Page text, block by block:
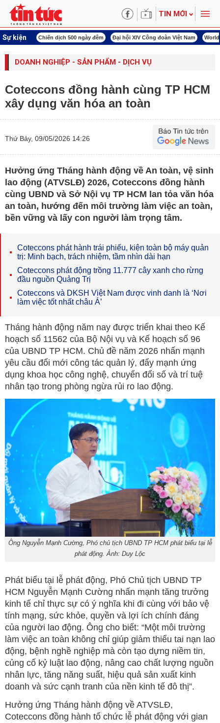
TIN MỚI
Sự kiện
ngày đêm Đại hội XIV Công đoàn Việt Nam World Cup 2026 Kỳ họp thứ
DOANH NGHIỆP - SẢN PHẨM - DỊCH VỤ
Coteccons đồng hành cùng TP HCM
xây dụng văn hóa an toàn
Thứ Bảy, 09/05/2026 14:26
Hưởng ứng Tháng hành động về An toàn, vệ sinh
lao động (ATVSLĐ) 2026, Coteccons đồng hành
cùng UBND và Sở Nội vụ TP HCM lan tỏa văn hóa
an toàn, hướng đến môi trường làm việc an toàn,
bền vững và lấy con người làm trọng tâm.
Coteccons phát hành trái phiếu, kiện toàn bộ máy quản
trị: Minh bạch, trách nhiệm, tầm nhìn dài hạn
Coteccons phát động trồng 11.777 cây xanh cho rừng
đầu nguồn Quảng Trị
Coteccons và DKSH Việt Nam được vinh danh là ‘Nơi
làm việc tốt nhất châu Á’
Tháng hành động năm nay được triển khai theo Kế
hoạch số 11562 của Bộ Nội vụ và Kế hoạch số 96
của UBND TP HCM. Chủ đề năm 2026 nhấn mạnh
yêu cầu đổi mới công tác quản lý, đẩy mạnh ứng
dụng khoa học công nghệ, chuyển đổi số và trí tuệ
nhân tạo trong phòng ngừa rủi ro lao động.
Ông Nguyễn Mạnh Cường, Phó chủ tịch UBND TP HCM phát biểu tại lễ
phát động. Ảnh: Duy Lộc
Phát biểu tại lễ phát động, Phó Chủ tịch UBND TP
HCM Nguyễn Mạnh Cường nhấn mạnh tăng trưởng
kinh tế chỉ thực sự có ý nghĩa khi đi cùng với bảo vệ
tính mạng, sức khỏe, quyền và lợi ích chính đáng
của người lao động. Ông cho biết: “Một môi trường
làm việc an toàn không chỉ giúp giảm thiểu tai nạn lao
động, bệnh nghề nghiệp mà còn tạo dựng niềm tin,
củng cố kỷ luật lao động, nâng cao chất lượng nguồn
nhân lực, tăng năng suất, hiệu quả sản xuất kinh
doanh và sức cạnh tranh của nền kinh tế đô thị”.
Hưởng ứng Tháng hành động về ATVSLĐ,
Coteccons đồng hành tổ chức lễ phát động với gian